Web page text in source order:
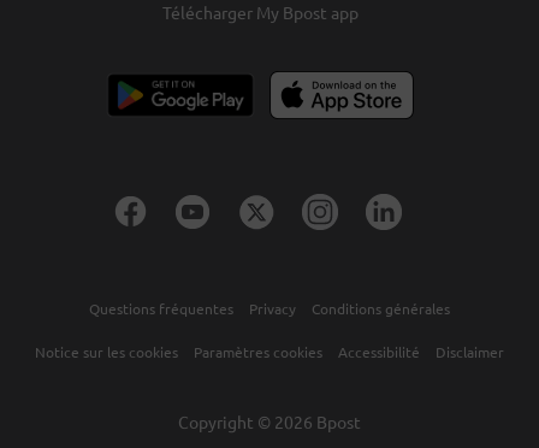
Télécharger My Bpost app
Questions fréquentes Privacy Conditions générales
Notice sur les cookies Paramètres cookies Accessibilité Disclaimer
Copyright © 2026 Bpost